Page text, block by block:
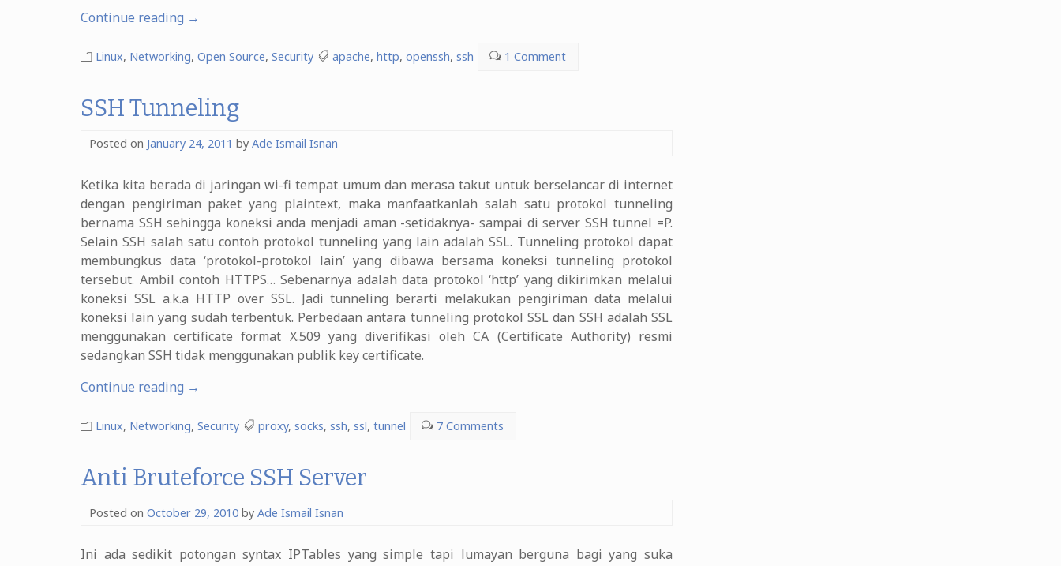
Continue reading “Security
Obscurity”
→
Linux, Networking, Open Source, Security apache, http, openssh, ssh 1 Comment
SSH Tunneling
Posted on January 24, 2011 by Ade Ismail Isnan
Ketika kita berada di jaringan wi-fi tempat umum dan merasa takut untuk berselancar di internet
dengan pengiriman paket yang plaintext, maka manfaatkanlah salah satu protokol tunneling
bernama SSH sehingga koneksi anda menjadi aman -setidaknya- sampai di server SSH tunnel =P.
Selain SSH salah satu contoh protokol tunneling yang lain adalah SSL. Tunneling protokol dapat
membungkus data ‘protokol-protokol lain’ yang dibawa bersama koneksi tunneling protokol
tersebut. Ambil contoh HTTPS… Sebenarnya adalah data protokol ‘http’ yang dikirimkan melalui
koneksi SSL a.k.a HTTP over SSL. Jadi tunneling berarti melakukan pengiriman data melalui
koneksi lain yang sudah terbentuk. Perbedaan antara tunneling protokol SSL dan SSH adalah SSL
menggunakan certificate format X.509 yang diverifikasi oleh CA (Certificate Authority) resmi
sedangkan SSH tidak menggunakan publik key certificate.
Continue reading “SSH
→
Linux, Networking, Security proxy, socks, ssh, ssl, tunnel 7 Comments
Anti Bruteforce SSH Server
Posted on October 29, 2010 by Ade Ismail Isnan
Ini ada sedikit potongan syntax IPTables yang simple tapi lumayan berguna bagi yang suka